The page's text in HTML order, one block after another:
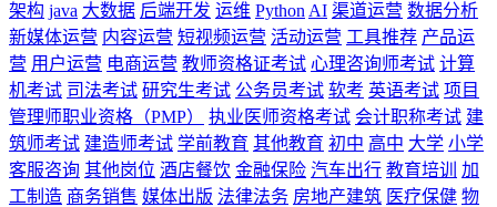
架构 java 大数据 后端开发 运维 Python AI 渠道运营 数据分析
新媒体运营 内容运营 短视频运营 活动运营 工具推荐 产品运
营 用户运营 电商运营 教师资格证考试 心理咨询师考试 计算
机考试 司法考试 研究生考试 公务员考试 软考 英语考试 项目
管理师职业资格（PMP）
执业医师资格考试 会计职称考试 建
筑师考试 建造师考试 学前教育 其他教育 初中 高中 大学 小学
客服咨询 其他岗位 酒店餐饮 金融保险 汽车出行 教育培训
加
工制造 商务销售 媒体出版 法律法务 房地产建筑 医疗保健 物